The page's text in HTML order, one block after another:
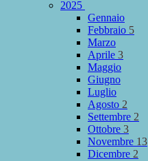
2025
Gennaio
Febbraio 5
Marzo
Aprile 3
Maggio
Giugno
Luglio
Agosto 2
Settembre 2
Ottobre 3
Novembre 13
Dicembre 2